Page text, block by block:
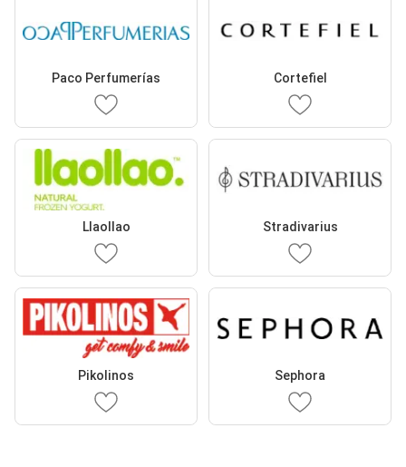
Paco Perfumerías Cortefiel
Llaollao Stradivarius
Pikolinos Sephora